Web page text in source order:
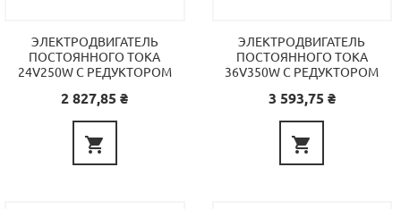
ЭЛЕКТРОДВИГАТЕЛЬ
ПОСТОЯННОГО ТОКА
24V250W С РЕДУКТОРОМ
Цена
2 827,85 ₴

ЭЛЕКТРОДВИГАТЕЛЬ
ПОСТОЯННОГО ТОКА
36V350W С РЕДУКТОРОМ
Цена
3 593,75 ₴
